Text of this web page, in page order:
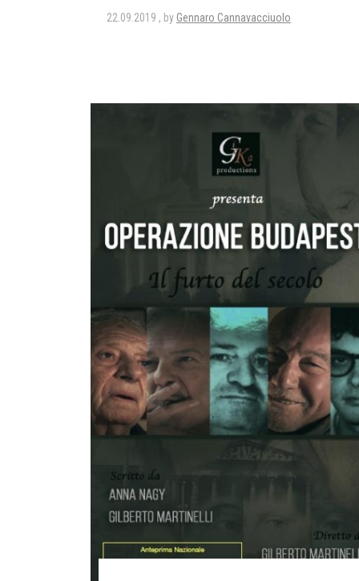
22.09.2019 by Gennaro Cannavacciuolo